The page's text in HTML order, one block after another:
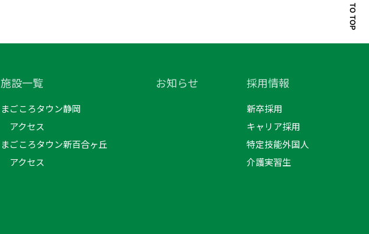
施設一覧
まごころタウン静岡
アクセス
まごころタウン新百合ヶ丘
アクセス
お知らせ 採用情報
新卒採用
キャリア採用
特定技能外国人
介護実習生